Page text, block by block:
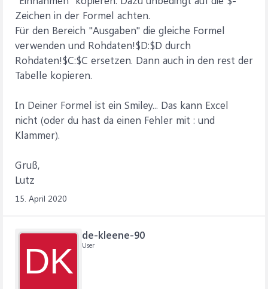
Zeichen in der Formel achten.
Für den Bereich "Ausgaben" die gleiche Formel
verwenden und Rohdaten!$D:$D durch
Rohdaten!$C:$C ersetzen. Dann auch in den rest der
Tabelle kopieren.
In Deiner Formel ist ein Smiley... Das kann Excel
nicht (oder du hast da einen Fehler mit : und
Klammer).
Gruß,
Lutz
15. April 2020
DK
de-kleene-90
User